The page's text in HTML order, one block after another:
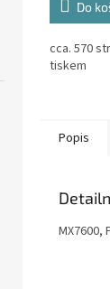
Do
cca. 570
tiskem
Popis
MX7600,